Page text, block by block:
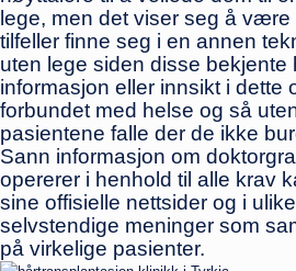
lege, men det viser seg å være
tilfeller finne seg i en annen
uten lege siden disse bekjente
informasjon eller innsikt i dette
forbundet med helse og så
pasientene falle der de ikke
Sann informasjon om
opererer i henhold til alle krav
sine offisielle nettsider og i
selvstendige meninger som
på virkelige pasienter.